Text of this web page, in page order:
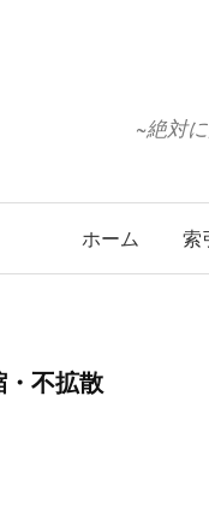
~絶対
ホーム 索
不拡散